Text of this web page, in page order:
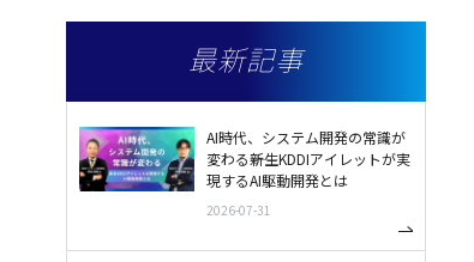
最新記事
AI時代、システム開発の常識が
変わる――新生KDDIアイレットが実
現するAI駆動開発とは
2026-07-31